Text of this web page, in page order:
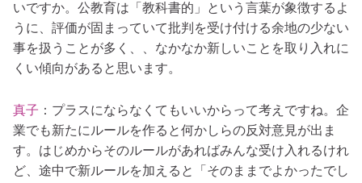
いですか。公教育は「教科書的」という言葉が象徴するよ
うに、評価が固まっていて批判を受け付ける余地の少ない
事を扱うことが多く、、なかなか新しいことを取り入れに
くい傾向があると思います。
真子 ：プラスにならなくてもいいからって考えですね。企
業でも新たにルールを作ると何かしらの反対意見が出ま
す。はじめからそのルールがあればみんな受け入れるけれ
ど、途中で新ルールを加えると「そのままでよかったでし